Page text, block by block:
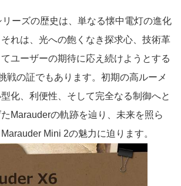
リーズの歴史は、単なる懐中電灯の進化
れは、光への飽くなき探求心、技術革
ユーザーの期待に応え続けようとする
戦の証でもあります。初期の高ルーメ
化、利便性、そして完全なる制御へと
Marauderの軌跡を辿り、未来を照ら
Marauder Mini 2の魅力に迫ります。